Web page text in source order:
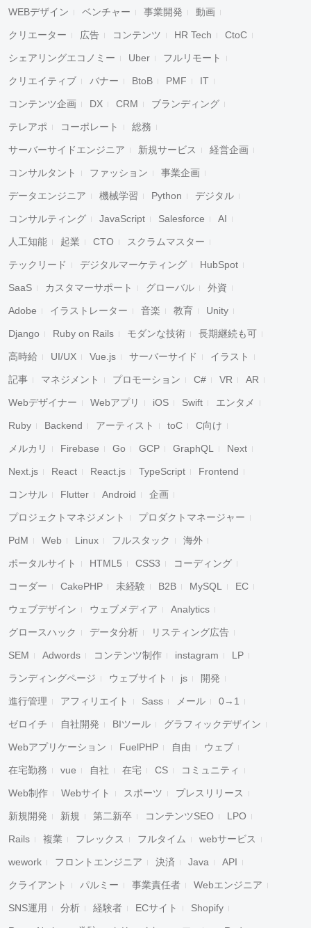
WEBデザイン ベンチャー 事業開発 動画
クリエーター 広告 コンテンツ HR Tech CtoC
シェアリングエコノミー Uber フルリモート
クリエイティブ バナー BtoB PMF IT
コンテンツ企画 DX CRM ブランディング
テレアポ コーポレート 総務
サーバーサイドエンジニア 新規サービス 経営企画
コンサルタント ファッション 事業企画
データエンジニア 機械学習 Python デジタル
コンサルティング JavaScript Salesforce AI
人工知能 起業 CTO スクラムマスター
テックリード デジタルマーケティング HubSpot
SaaS カスタマーサポート グローバル 外資
Adobe イラストレーター 音楽 教育 Unity
Django Ruby on Rails モダンな技術 長期継続も可
高時給 UI/UX Vue.js サーバーサイド イラスト
記事 マネジメント プロモーション C# VR AR
Webデザイナー Webアプリ iOS Swift エンタメ
Ruby Backend アーティスト toC C向け
メルカリ Firebase Go GCP GraphQL Next
Next.js React React.js TypeScript Frontend
コンサル Flutter Android 企画
プロジェクトマネジメント プロダクトマネージャー
PdM Web Linux フルスタック 海外
ポータルサイト HTML5 CSS3 コーディング
コーダー CakePHP 未経験 B2B MySQL EC
ウェブデザイン ウェブメディア Analytics
グロースハック データ分析 リスティング広告
SEM Adwords コンテンツ制作 instagram LP
ランディングページ ウェブサイト js 開発
進行管理 アフィリエイト Sass メール 0→1
ゼロイチ 自社開発 BIツール グラフィックデザイン
Webアプリケーション FuelPHP 自由 ウェブ
在宅勤務 vue 自社 在宅 CS コミュニティ
Web制作 Webサイト スポーツ プレスリリース
新規開発 新規 第二新卒 コンテンツSEO LPO
Rails 複業 フレックス フルタイム webサービス
wework フロントエンジニア 決済 Java API
クライアント パルミー 事業責任者 Webエンジニア
SNS運用 分析 経験者 ECサイト Shopify